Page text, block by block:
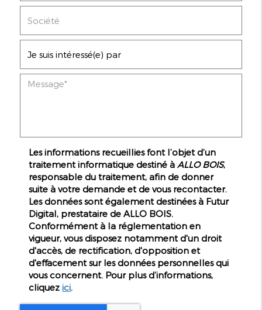
Les informations recueillies font l’objet d’un
traitement informatique destiné à ALLO BOIS,
responsable du traitement, afin de donner
suite à votre demande et de vous recontacter.
Les données sont également destinées à Futur
Digital, prestataire de ALLO BOIS.
Conformément à la réglementation en
vigueur, vous disposez notamment d'un droit
d'accès, de rectification, d'opposition et
d'effacement sur les données personnelles qui
vous concernent. Pour plus d’informations,
cliquezici